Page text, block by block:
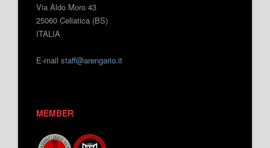
Via Aldo Moro 43
25060 Cellatica (BS)
ITALIA
E-mail staff@arengario.it
MEMBER